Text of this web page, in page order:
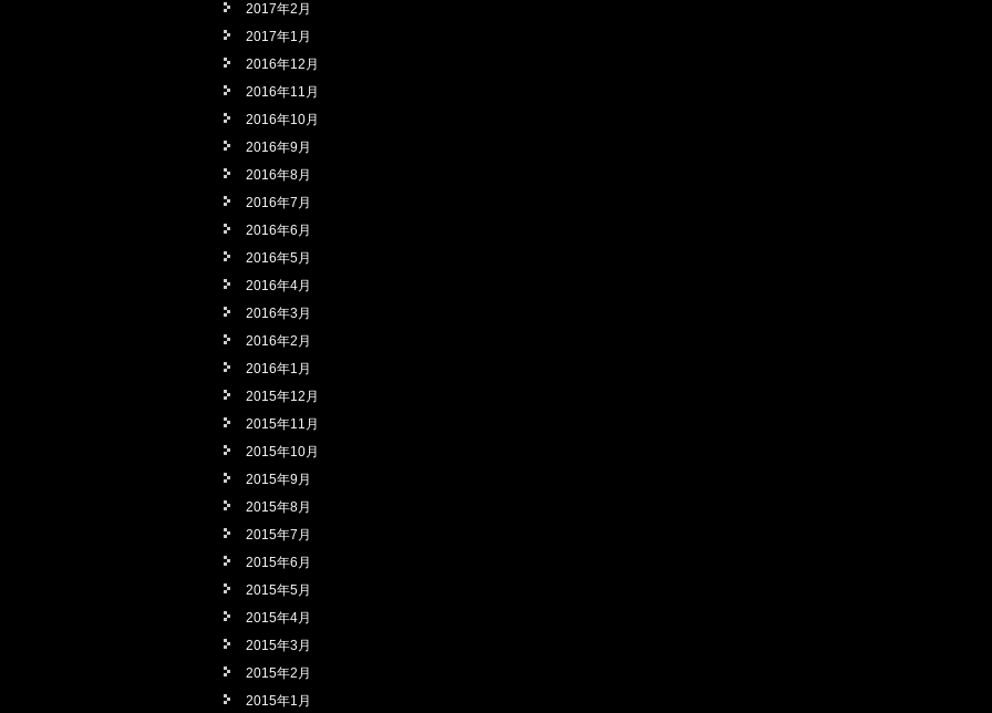
2017年2月
2017年1月
2016年12月
2016年11月
2016年10月
2016年9月
2016年8月
2016年7月
2016年6月
2016年5月
2016年4月
2016年3月
2016年2月
2016年1月
2015年12月
2015年11月
2015年10月
2015年9月
2015年8月
2015年7月
2015年6月
2015年5月
2015年4月
2015年3月
2015年2月
2015年1月